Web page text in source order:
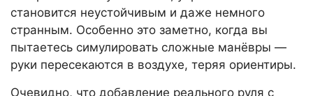
становится неустойчивым и даже немного
странным. Особенно это заметно, когда вы
пытаетесь симулировать сложные манёвры —
руки пересекаются в воздухе, теряя ориентиры.
Очевидно, что добавление реального руля с